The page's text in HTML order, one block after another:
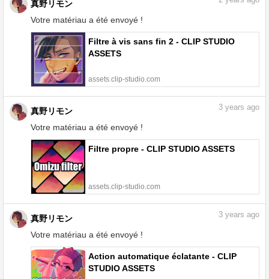
真野リモン
Votre matériau a été envoyé !
Filtre à vis sans fin 2 - CLIP STUDIO
ASSETS
assets.clip-studio.com
真野リモン
Votre matériau a été envoyé !
3 years ago
Filtre propre - CLIP STUDIO ASSETS
assets.clip-studio.com
真野リモン
Votre matériau a été envoyé !
3 years ago
Action automatique éclatante - CLIP
STUDIO ASSETS